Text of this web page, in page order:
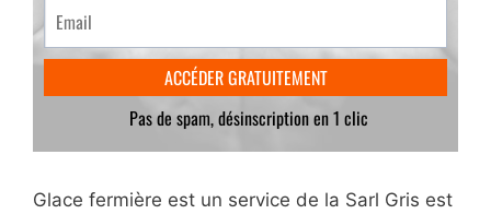
Glace fermière est un service de la Sarl Gris est